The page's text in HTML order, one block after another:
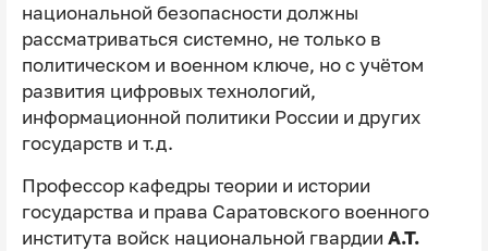
национальной безопасности должны
рассматриваться системно, не только в
политическом и военном ключе, но с учётом
развития цифровых технологий,
информационной политики России и других
государств и т.д.
Профессор кафедры теории и истории
государства и права Саратовского военного
института войск национальной гвардии А.Т.